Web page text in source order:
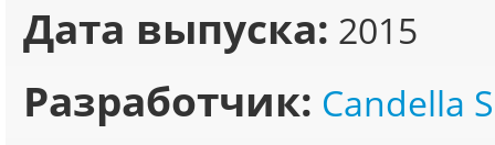
Дата выпуска: 2015
Разработчик: Candella